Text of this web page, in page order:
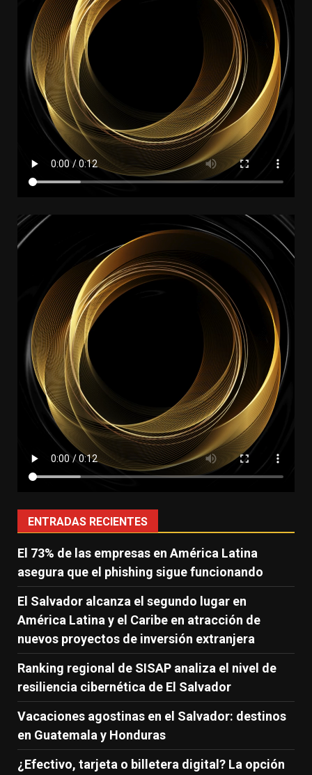
ENTRADAS RECIENTES
El 73% de las empresas en América Latina
asegura que el phishing sigue funcionando
El Salvador alcanza el segundo lugar en
América Latina y el Caribe en atracción de
nuevos proyectos de inversión extranjera
Ranking regional de SISAP analiza el nivel de
resiliencia cibernética de El Salvador
Vacaciones agostinas en el Salvador: destinos
en Guatemala y Honduras
¿Efectivo, tarjeta o billetera digital? La opción